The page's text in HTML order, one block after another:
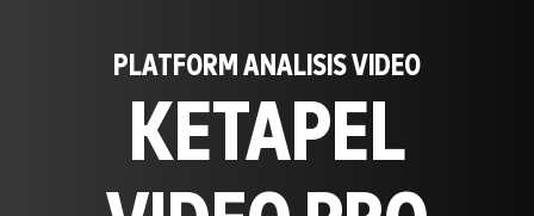
PLATFORM ANALISIS VIDEO
KETAPEL